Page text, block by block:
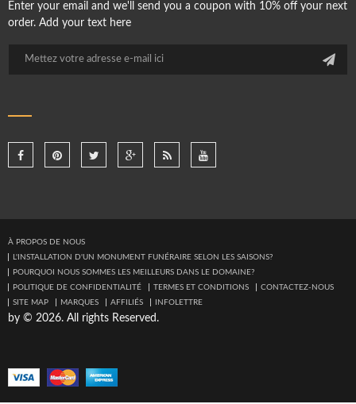
Enter your email and we'll send you a coupon with 10% off your next
order. Add your text here
À PROPOS DE NOUS
L'INSTALLATION D'UN MONUMENT FUNÉRAIRE SELON LES SAISONS?
POURQUOI NOUS SOMMES LES MEILLEURS DANS LE DOMAINE?
POLITIQUE DE CONFIDENTIALITÉ
TERMES ET CONDITIONS
CONTACTEZ-NOUS
SITE MAP
MARQUES AFFILIÉS INFOLETTRE
by © 2026. All rights Reserved.